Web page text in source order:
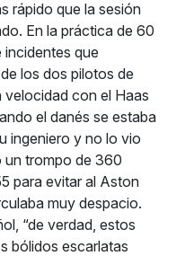
rápido que la sesión
En la práctica de 60
que
los dos pilotos de
velocidad con el Haas
el danés se estaba
ingeniero y no lo vio
un trompo de 360
para evitar al Aston
muy despacio.
“de verdad, estos
bólidos escarlatas